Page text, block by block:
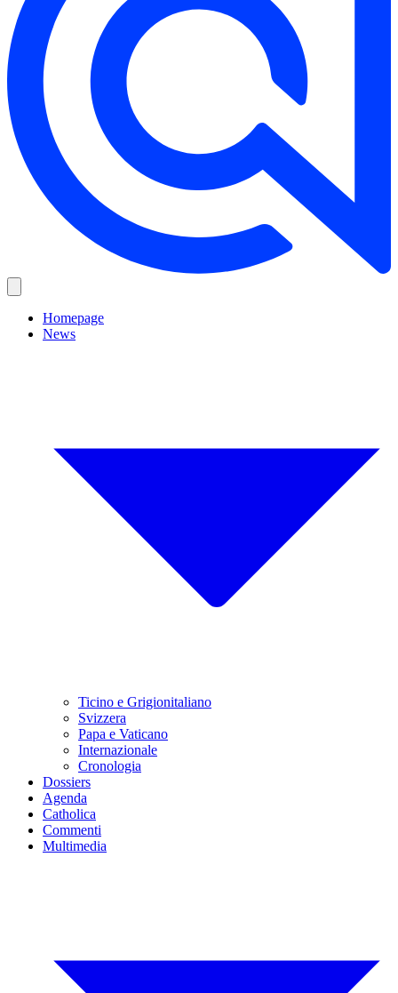
Homepage
News
Ticino e Grigionitaliano
Svizzera
Papa e Vaticano
Internazionale
Cronologia
Dossiers
Agenda
Catholica
Commenti
Multimedia